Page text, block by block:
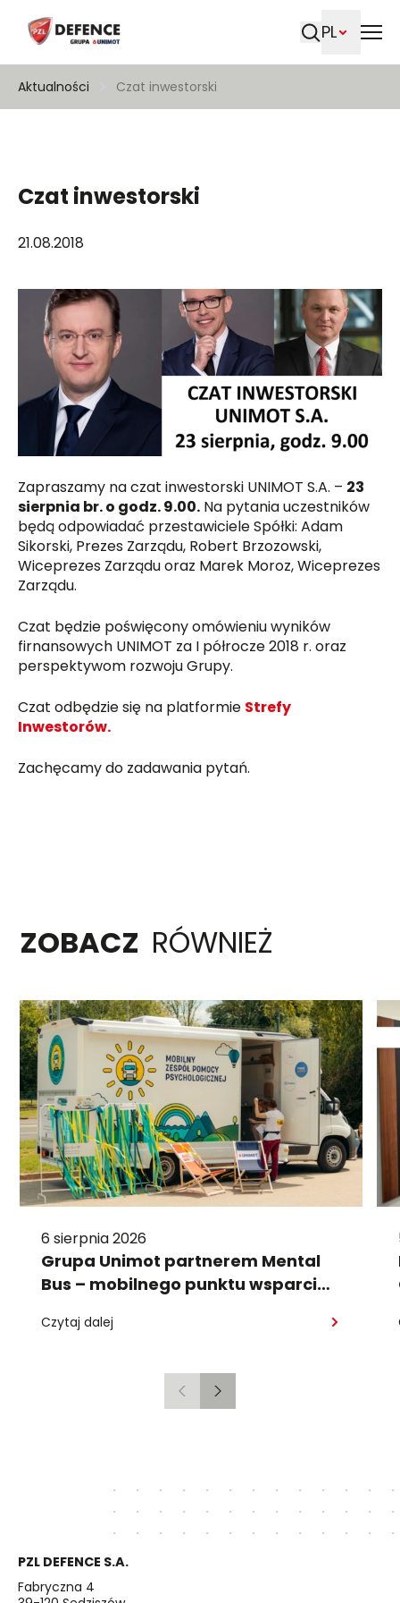
PL
Aktualności Czat inwestorski
Czat inwestorski
21.08.2018
Zapraszamy na czat inwestorski UNIMOT S.A. – 23
sierpnia br. o godz. 9.00. Na pytania uczestników
będą odpowiadać przestawiciele Spółki: Adam
Sikorski, Prezes Zarządu, Robert Brzozowski,
Wiceprezes Zarządu oraz Marek Moroz, Wiceprezes
Zarządu.
Czat będzie poświęcony omówieniu wyników
firnansowych UNIMOT za I półrocze 2018 r. oraz
perspektywom rozwoju Grupy.
Czat odbędzie się na platformie Strefy
Inwestorów.
Zachęcamy do zadawania pytań.
ZOBACZ RÓWNIEŻ
6 sierpnia 2026
Grupa Unimot partnerem Mental
Bus – mobilnego punktu wsparcia
Czytaj dalej
PoprzedniNastępny
PZL DEFENCE S.A.
Fabryczna 4